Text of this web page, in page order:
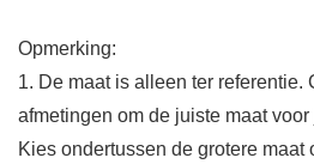
Opmerking:
1. De maat is alleen ter referentie.
afmetingen om de juiste maat
Kies ondertussen de grotere maat